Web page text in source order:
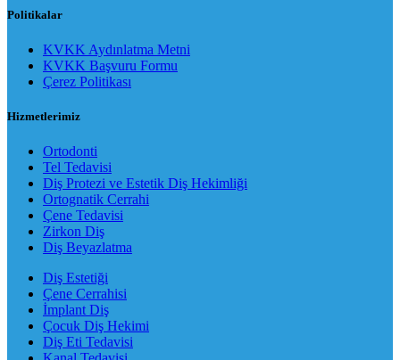
Politikalar
KVKK Aydınlatma Metni
KVKK Başvuru Formu
Çerez Politikası
Hizmetlerimiz
Ortodonti
Tel Tedavisi
Diş Protezi ve Estetik Diş Hekimliği
Ortognatik Cerrahi
Çene Tedavisi
Zirkon Diş
Diş Beyazlatma
Diş Estetiği
Çene Cerrahisi
İmplant Diş
Çocuk Diş Hekimi
Diş Eti Tedavisi